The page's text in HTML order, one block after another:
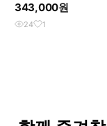
크
343,000원
24 1